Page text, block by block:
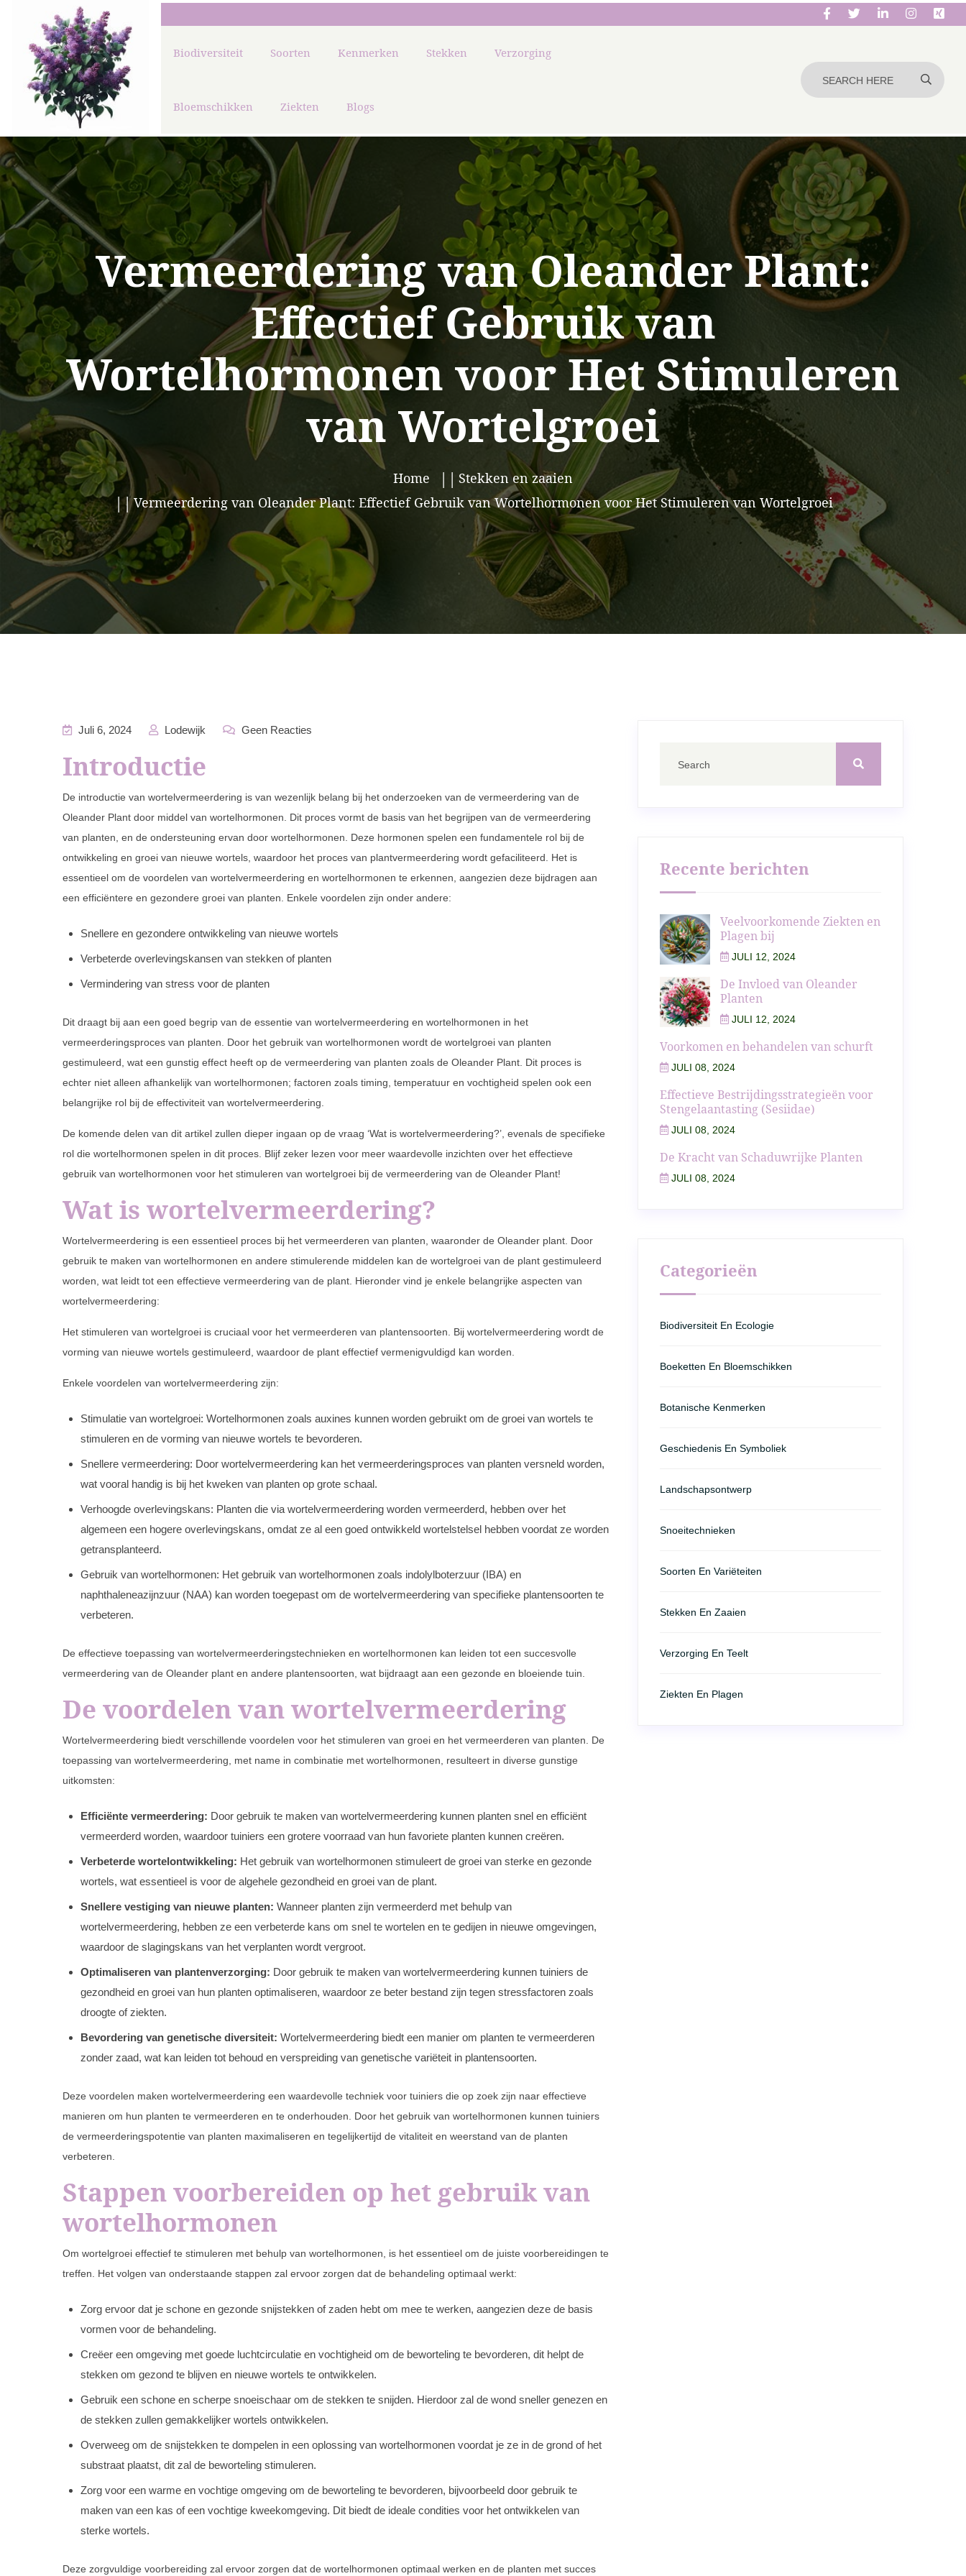
Biodiversiteit Soorten Kenmerken Stekken Verzorging
Bloemschikken Ziekten Blogs
Vermeerdering van Oleander Plant:
Effectief Gebruik van
Wortelhormonen voor Het Stimuleren
van Wortelgroei
Home
Stekken en zaaien
Vermeerdering van Oleander Plant: Effectief Gebruik van Wortelhormonen voor Het Stimuleren van Wortelgroei
Juli 6, 2024 Lodewijk Geen Reacties
Introductie
De introductie van wortelvermeerdering is van wezenlijk belang bij het onderzoeken van de vermeerdering van de
Oleander Plant door middel van wortelhormonen. Dit proces vormt de basis van het begrijpen van de vermeerdering
van planten, en de ondersteuning ervan door wortelhormonen. Deze hormonen spelen een fundamentele rol bij de
ontwikkeling en groei van nieuwe wortels, waardoor het proces van plantvermeerdering wordt gefaciliteerd. Het is
essentieel om de voordelen van wortelvermeerdering en wortelhormonen te erkennen, aangezien deze bijdragen aan
een efficiëntere en gezondere groei van planten. Enkele voordelen zijn onder andere:
Snellere en gezondere ontwikkeling van nieuwe wortels
Verbeterde overlevingskansen van stekken of planten
Vermindering van stress voor de planten
Dit draagt bij aan een goed begrip van de essentie van wortelvermeerdering en wortelhormonen in het
vermeerderingsproces van planten. Door het gebruik van wortelhormonen wordt de wortelgroei van planten
gestimuleerd, wat een gunstig effect heeft op de vermeerdering van planten zoals de Oleander Plant. Dit proces is
echter niet alleen afhankelijk van wortelhormonen; factoren zoals timing, temperatuur en vochtigheid spelen ook een
belangrijke rol bij de effectiviteit van wortelvermeerdering.
De komende delen van dit artikel zullen dieper ingaan op de vraag ‘Wat is wortelvermeerdering?’, evenals de specifieke
rol die wortelhormonen spelen in dit proces. Blijf zeker lezen voor meer waardevolle inzichten over het effectieve
gebruik van wortelhormonen voor het stimuleren van wortelgroei bij de vermeerdering van de Oleander Plant!
Wat is wortelvermeerdering?
Wortelvermeerdering is een essentieel proces bij het vermeerderen van planten, waaronder de Oleander plant. Door
gebruik te maken van wortelhormonen en andere stimulerende middelen kan de wortelgroei van de plant gestimuleerd
worden, wat leidt tot een effectieve vermeerdering van de plant. Hieronder vind je enkele belangrijke aspecten van
wortelvermeerdering:
Het stimuleren van wortelgroei is cruciaal voor het vermeerderen van plantensoorten. Bij wortelvermeerdering wordt de
vorming van nieuwe wortels gestimuleerd, waardoor de plant effectief vermenigvuldigd kan worden.
Enkele voordelen van wortelvermeerdering zijn:
Stimulatie van wortelgroei: Wortelhormonen zoals auxines kunnen worden gebruikt om de groei van wortels te
stimuleren en de vorming van nieuwe wortels te bevorderen.
Snellere vermeerdering: Door wortelvermeerdering kan het vermeerderingsproces van planten versneld worden,
wat vooral handig is bij het kweken van planten op grote schaal.
Verhoogde overlevingskans: Planten die via wortelvermeerdering worden vermeerderd, hebben over het
algemeen een hogere overlevingskans, omdat ze al een goed ontwikkeld wortelstelsel hebben voordat ze worden
getransplanteerd.
Gebruik van wortelhormonen: Het gebruik van wortelhormonen zoals indolylboterzuur (IBA) en
naphthaleneazijnzuur (NAA) kan worden toegepast om de wortelvermeerdering van specifieke plantensoorten te
verbeteren.
De effectieve toepassing van wortelvermeerderingstechnieken en wortelhormonen kan leiden tot een succesvolle
vermeerdering van de Oleander plant en andere plantensoorten, wat bijdraagt aan een gezonde en bloeiende tuin.
De voordelen van wortelvermeerdering
Wortelvermeerdering biedt verschillende voordelen voor het stimuleren van groei en het vermeerderen van planten. De
toepassing van wortelvermeerdering, met name in combinatie met wortelhormonen, resulteert in diverse gunstige
uitkomsten:
Efficiënte vermeerdering: Door gebruik te maken van wortelvermeerdering kunnen planten snel en efficiënt
vermeerderd worden, waardoor tuiniers een grotere voorraad van hun favoriete planten kunnen creëren.
Verbeterde wortelontwikkeling: Het gebruik van wortelhormonen stimuleert de groei van sterke en gezonde
wortels, wat essentieel is voor de algehele gezondheid en groei van de plant.
Snellere vestiging van nieuwe planten: Wanneer planten zijn vermeerderd met behulp van
wortelvermeerdering, hebben ze een verbeterde kans om snel te wortelen en te gedijen in nieuwe omgevingen,
waardoor de slagingskans van het verplanten wordt vergroot.
Optimaliseren van plantenverzorging: Door gebruik te maken van wortelvermeerdering kunnen tuiniers de
gezondheid en groei van hun planten optimaliseren, waardoor ze beter bestand zijn tegen stressfactoren zoals
droogte of ziekten.
Bevordering van genetische diversiteit: Wortelvermeerdering biedt een manier om planten te vermeerderen
zonder zaad, wat kan leiden tot behoud en verspreiding van genetische variëteit in plantensoorten.
Deze voordelen maken wortelvermeerdering een waardevolle techniek voor tuiniers die op zoek zijn naar effectieve
manieren om hun planten te vermeerderen en te onderhouden. Door het gebruik van wortelhormonen kunnen tuiniers
de vermeerderingspotentie van planten maximaliseren en tegelijkertijd de vitaliteit en weerstand van de planten
verbeteren.
Stappen voorbereiden op het gebruik van
wortelhormonen
Om wortelgroei effectief te stimuleren met behulp van wortelhormonen, is het essentieel om de juiste voorbereidingen te
treffen. Het volgen van onderstaande stappen zal ervoor zorgen dat de behandeling optimaal werkt:
Zorg ervoor dat je schone en gezonde snijstekken of zaden hebt om mee te werken, aangezien deze de basis
vormen voor de behandeling.
Creëer een omgeving met goede luchtcirculatie en vochtigheid om de beworteling te bevorderen, dit helpt de
stekken om gezond te blijven en nieuwe wortels te ontwikkelen.
Gebruik een schone en scherpe snoeischaar om de stekken te snijden. Hierdoor zal de wond sneller genezen en
de stekken zullen gemakkelijker wortels ontwikkelen.
Overweeg om de snijstekken te dompelen in een oplossing van wortelhormonen voordat je ze in de grond of het
substraat plaatst, dit zal de beworteling stimuleren.
Zorg voor een warme en vochtige omgeving om de beworteling te bevorderen, bijvoorbeeld door gebruik te
maken van een kas of een vochtige kweekomgeving. Dit biedt de ideale condities voor het ontwikkelen van
sterke wortels.
Deze zorgvuldige voorbereiding zal ervoor zorgen dat de wortelhormonen optimaal werken en de planten met succes
Recente berichten
Veelvoorkomende Ziekten en
Plagen bij
JULI 12, 2024
De Invloed van Oleander
Planten
JULI 12, 2024
Voorkomen en behandelen van schurft
JULI 08, 2024
Effectieve Bestrijdingsstrategieën voor
Stengelaantasting (Sesiidae)
JULI 08, 2024
De Kracht van Schaduwrijke Planten
JULI 08, 2024
Categorieën
Biodiversiteit En Ecologie
Boeketten En Bloemschikken
Botanische Kenmerken
Geschiedenis En Symboliek
Landschapsontwerp
Snoeitechnieken
Soorten En Variëteiten
Stekken En Zaaien
Verzorging En Teelt
Ziekten En Plagen